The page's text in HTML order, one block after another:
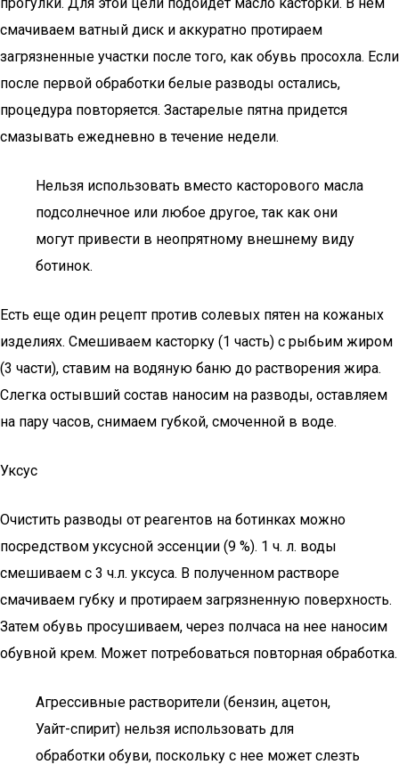
смачиваем ватный диск и аккуратно протираем
загрязненные участки после того, как обувь просохла. Если
после первой обработки белые разводы остались,
процедура повторяется. Застарелые пятна придется
смазывать ежедневно в течение недели.
Нельзя использовать вместо касторового масла
подсолнечное или любое другое, так как они
могут привести в неопрятному внешнему виду
ботинок.
Есть еще один рецепт против солевых пятен на кожаных
изделиях. Смешиваем касторку (1 часть) с рыбьим жиром
(3 части), ставим на водяную баню до растворения жира.
Слегка остывший состав наносим на разводы, оставляем
на пару часов, снимаем губкой, смоченной в воде.
Уксус
Очистить разводы от реагентов на ботинках можно
посредством уксусной эссенции (9 %). 1 ч. л. воды
смешиваем с 3 ч.л. уксуса. В полученном растворе
смачиваем губку и протираем загрязненную поверхность.
Затем обувь просушиваем, через полчаса на нее наносим
обувной крем. Может потребоваться повторная обработка.
Агрессивные растворители (бензин, ацетон,
Уайт-спирит) нельзя использовать для
обработки обуви, поскольку с нее может слезть